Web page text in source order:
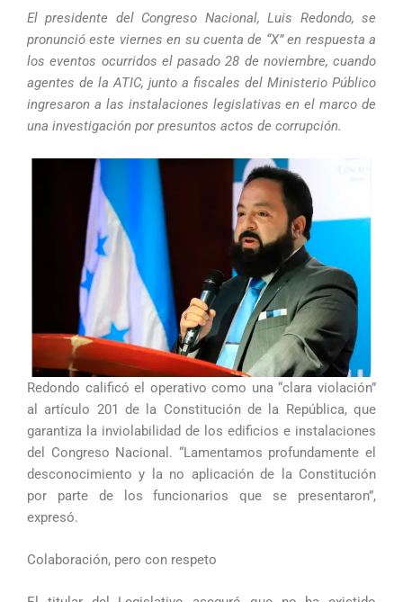
El presidente del Congreso Nacional, Luis Redondo, se
pronunció este viernes en su cuenta de “X” en respuesta a
los eventos ocurridos el pasado 28 de noviembre, cuando
agentes de la ATIC, junto a fiscales del Ministerio Público
ingresaron a las instalaciones legislativas en el marco de
una investigación por presuntos actos de corrupción.
Redondo calificó el operativo como una “clara violación”
al artículo 201 de la Constitución de la República, que
garantiza la inviolabilidad de los edificios e instalaciones
del Congreso Nacional. “Lamentamos profundamente el
desconocimiento y la no aplicación de la Constitución
por parte de los funcionarios que se presentaron”,
expresó.
Colaboración, pero con respeto